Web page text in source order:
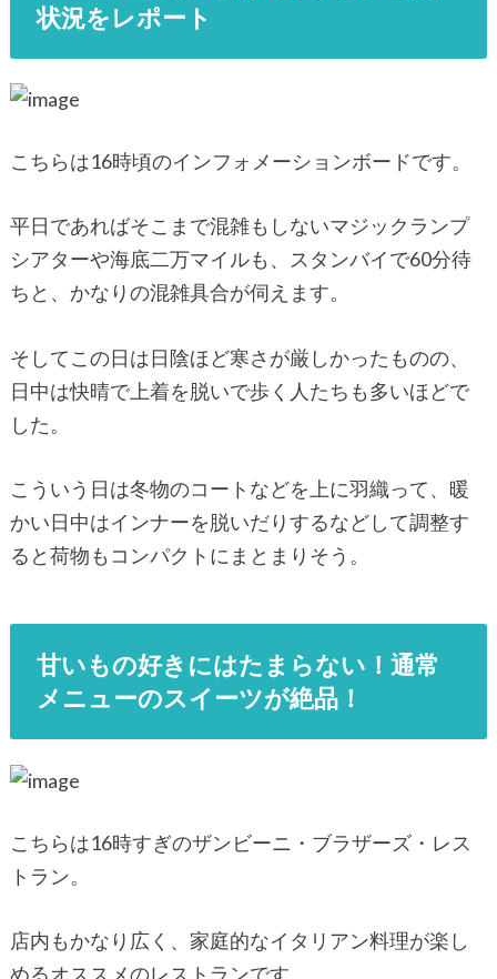
状況をレポート
こちらは16時頃のインフォメーションボードです。
平日であればそこまで混雑もしないマジックランプ
シアターや海底二万マイルも、スタンバイで60分待
ちと、かなりの混雑具合が伺えます。
そしてこの日は日陰ほど寒さが厳しかったものの、
日中は快晴で上着を脱いで歩く人たちも多いほどで
した。
こういう日は冬物のコートなどを上に羽織って、暖
かい日中はインナーを脱いだりするなどして調整す
ると荷物もコンパクトにまとまりそう。
甘いもの好きにはたまらない！通常
メニューのスイーツが絶品！
こちらは16時すぎのザンビーニ・ブラザーズ・レス
トラン。
店内もかなり広く、家庭的なイタリアン料理が楽し
めるオススメのレストランです。